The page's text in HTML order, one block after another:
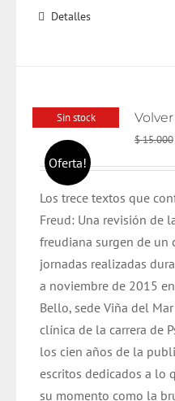
Detalles
Sin stock
Oferta!
$15.000
Los trece textos que
Freud: Una revisión de
freudiana surgen de un
jornadas realizadas
a noviembre de 2015
Bello, sede Viña del
clínica de la carrera de
los cien años de la
escritos dedicados a lo
su momento como la